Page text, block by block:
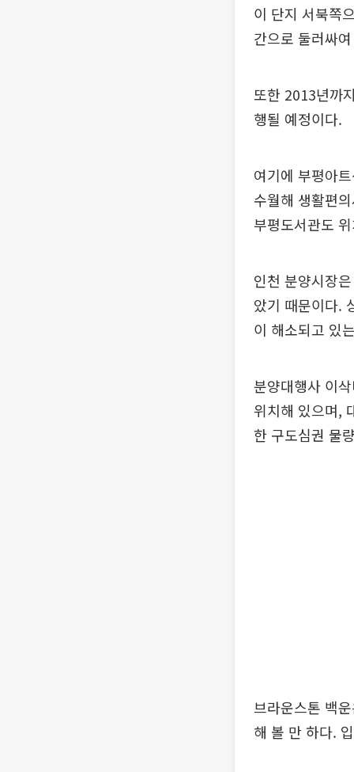
이 단지 서북쪽
간으로 둘러싸
또한 2013년까
행될 예정이다.
여기에 부평아
수월해 생활편
부평도서관도
인천 분양시장
았기 때문이다.
이 해소되고 있
분양대행사 이
위치해 있으며,
한 구도심권 물
브라운스톤 백
해 볼 만 하다.